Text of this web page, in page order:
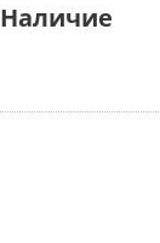
Наличие